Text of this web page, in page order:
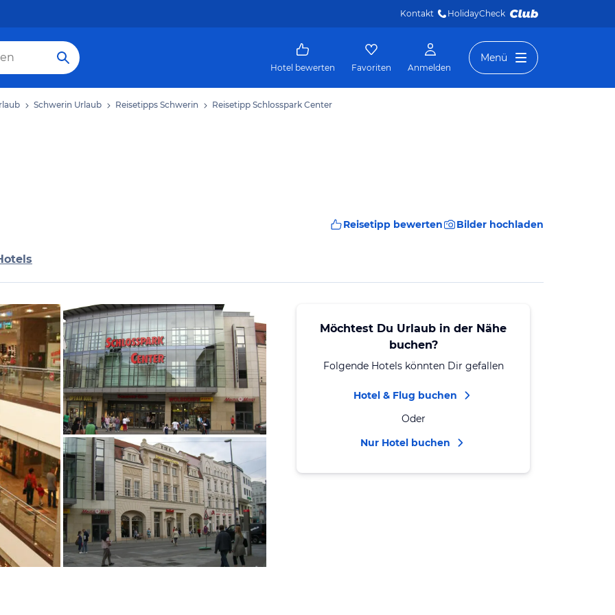
Kontakt HolidayCheck
Hotel bewerten Favoriten Anmelden
Menü
Schwerin Urlaub Reisetipps Schwerin Reisetipp Schlosspark Center
Reisetipp bewerten Bilder hochladen
Bild melden
von Uschi & Gerold
Möchtest Du Urlaub in der Nähe
buchen?
Folgende Hotels könnten Dir gefallen
Hotel & Flug buchen
Oder
Nur Hotel buchen